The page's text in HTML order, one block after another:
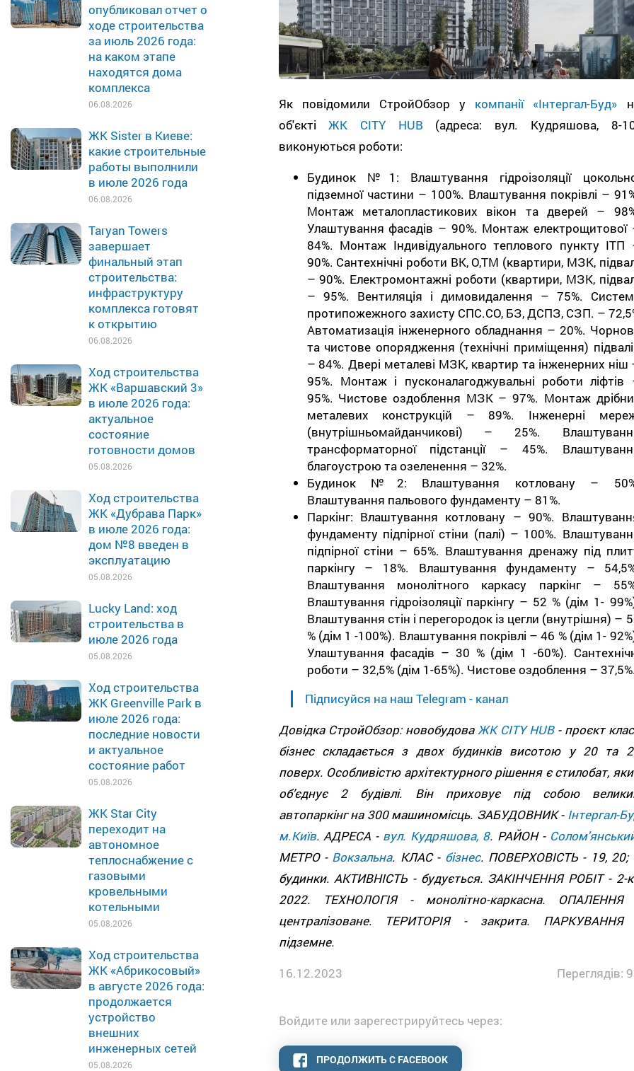
опубликовал отчет о
ходе строительства
за июль 2026 года:
на каком этапе
находятся дома
комплекса
06.08.2026
ЖК Sister в Киеве:
какие строительные
работы выполнили
в июле 2026 года
06.08.2026
Taryan Towers
завершает
финальный этап
строительства:
инфраструктуру
комплекса готовят
к открытию
06.08.2026
Ход строительства
ЖК «Варшавский 3»
в июле 2026 года:
актуальное
состояние
готовности домов
05.08.2026
Ход строительства
ЖК «Дубрава Парк»
в июле 2026 года:
дом №8 введен в
эксплуатацию
05.08.2026
Lucky Land: ход
строительства в
июле 2026 года
05.08.2026
Ход строительства
ЖК Greenville Park в
июле 2026 года:
последние новости
и актуальное
состояние работ
05.08.2026
ЖК Star City
переходит на
автономное
теплоснабжение с
газовыми
кровельными
котельными
05.08.2026
Ход строительства
ЖК «Абрикосовый»
в августе 2026 года:
продолжается
устройство
внешних
инженерных сетей
05.08.2026
Як повідомили СтройОбзор у компанії «Інтергал-Буд»
об'єктіЖК CITY HUB (адреса: вул. Кудряшова, 8-
виконуються роботи:
Будинок №1: Влаштування гідроізоляції
підземної частини – 100%. Влаштування покрівлі –
Монтаж металопластикових вікон та дверей –
Улаштування фасадів – 90%. Монтаж електрощитової
84%. Монтаж Індивідуального теплового пункту ІТП
90%. Сантехнічні роботи ВК, О,ТМ (квартири, МЗК,
– 90%. Електромонтажні роботи (квартири, МЗК,
– 95%. Вентиляція і димовидалення – 75%.
протипожежного захисту СПС.СО, БЗ, ДСПЗ, СЗП. –
Автоматизація інженерного обладнання – 20%.
та чистове опорядження (технічні приміщення)
– 84%. Двері металеві МЗК, квартир та інженерних ніш
95%. Монтаж і пусконалагоджувальні роботи ліфтів
95%. Чистове оздоблення МЗК – 97%. Монтаж
металевих конструкцій – 89%. Інженерні
(внутрішньомайданчикові) – 25%.
трансформаторної підстанції – 45%.
благоустрою та озеленення – 32%.
Будинок №2: Влаштування котловану –
Влаштування пальового фундаменту – 81%.
Паркінг: Влаштування котловану – 90%.
фундаменту підпірної стіни (палі) – 100%.
підпірної стіни – 65%. Влаштування дренажу під
паркінгу – 18%. Влаштування фундаменту –
Влаштування монолітного каркасу паркінг –
Влаштування гідроізоляції паркінгу – 52 % (дім 1-
Влаштування стін і перегородок із цегли (внутрішня) –
% (дім 1 -100%). Влаштування покрівлі – 46 % (дім 1-
Улаштування фасадів – 30 % (дім 1 -60%).
роботи – 32,5% (дім 1-65%). Чистове оздоблення –
Підписуйся на наш Telegram - канал
Довідка СтройОбзор: новобудова ЖК CITY HUB- проєкт
бізнес складається з двох будинків висотою у 20 та
поверх. Особливістю архітектурного рішення є стилобат,
об’єднує 2 будівлі. Він приховує під собою
автопаркінг на 300 машиномісць. ЗАБУДОВНИК - Інтергал-
м.Київ. АДРЕСА - вул. Кудряшова, 8. РАЙОН -
МЕТРО - Вокзальна. КЛАС - бізнес. ПОВЕРХОВІСТЬ - 19, 20;
будинки. АКТИВНІСТЬ - будується. ЗАКІНЧЕННЯ РОБІТ - 2-
2022. ТЕХНОЛОГІЯ - монолітно-каркасна. ОПАЛЕННЯ
централізоване. ТЕРИТОРІЯ - закрита. ПАРКУВАННЯ
підземне.
16.12.2023
Переглядів:
Войдите или зарегестрируйтесь через:
ПРОДОЛЖИТЬ С FACEBOOK